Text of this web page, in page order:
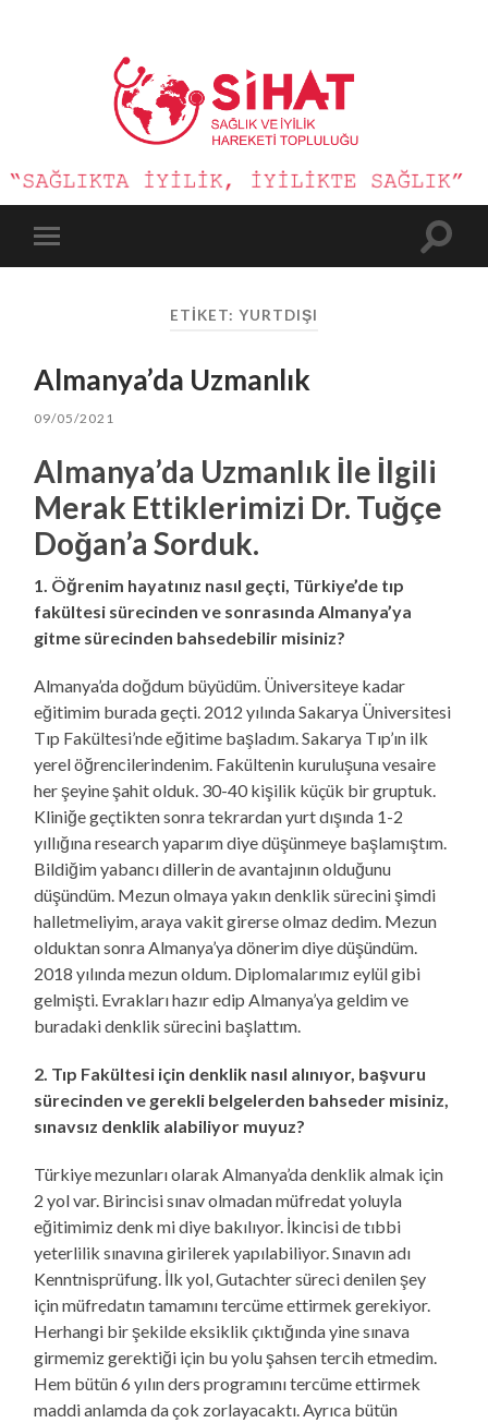
Sağlık
ve
İyilik
mobile
Toggle
ETIKET: YURTDIŞI
Almanya’da Uzmanlık
09/05/2021
Almanya’da Uzmanlık İle İlgili
Merak Ettiklerimizi Dr. Tuğçe
Doğan’a Sorduk.
1. Öğrenim hayatınız nasıl geçti, Türkiye’de tıp
fakültesi sürecinden ve sonrasında Almanya’ya
gitme sürecinden bahsedebilir misiniz?
Almanya’da doğdum büyüdüm. Üniversiteye kadar
eğitimim burada geçti. 2012 yılında Sakarya Üniversitesi
Tıp Fakültesi’nde eğitime başladım. Sakarya Tıp’ın ilk
yerel öğrencilerindenim. Fakültenin kuruluşuna vesaire
her şeyine şahit olduk. 30-40 kişilik küçük bir gruptuk.
Kliniğe geçtikten sonra tekrardan yurt dışında 1-2
yıllığına research yaparım diye düşünmeye başlamıştım.
Bildiğim yabancı dillerin de avantajının olduğunu
düşündüm. Mezun olmaya yakın denklik sürecini şimdi
halletmeliyim, araya vakit girerse olmaz dedim. Mezun
olduktan sonra Almanya’ya dönerim diye düşündüm.
2018 yılında mezun oldum. Diplomalarımız eylül gibi
gelmişti. Evrakları hazır edip Almanya’ya geldim ve
buradaki denklik sürecini başlattım.
2. Tıp Fakültesi için denklik nasıl alınıyor, başvuru
sürecinden ve gerekli belgelerden bahseder misiniz,
sınavsız denklik alabiliyor muyuz?
Türkiye mezunları olarak Almanya’da denklik almak için
2 yol var. Birincisi sınav olmadan müfredat yoluyla
eğitimimiz denk mi diye bakılıyor. İkincisi de tıbbi
yeterlilik sınavına girilerek yapılabiliyor. Sınavın adı
Kenntnisprüfung. İlk yol, Gutachter süreci denilen şey
için müfredatın tamamını tercüme ettirmek gerekiyor.
Herhangi bir şekilde eksiklik çıktığında yine sınava
girmemiz gerektiği için bu yolu şahsen tercih etmedim.
Hem bütün 6 yılın ders programını tercüme ettirmek
maddi anlamda da çok zorlayacaktı. Ayrıca bütün